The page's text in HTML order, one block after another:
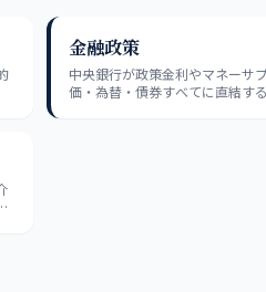
金融政策
中央銀行が政策金利やマネーサ
価・為替・債券すべてに直結す